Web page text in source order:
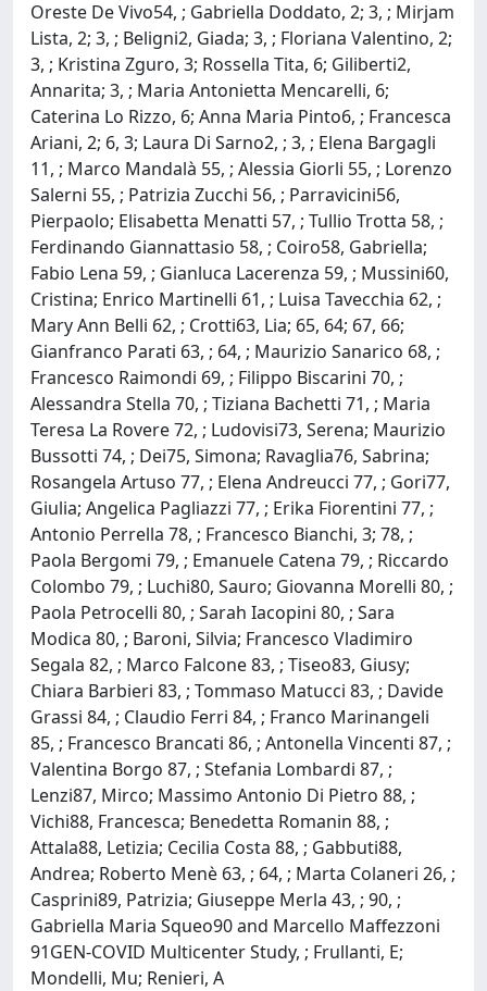
Oreste De Vivo54, ; Gabriella Doddato, 2; 3, ; Mirjam
Lista, 2; 3, ; Beligni2, Giada; 3, ; Floriana Valentino, 2;
3, ; Kristina Zguro, 3; Rossella Tita, 6; Giliberti2,
Annarita; 3, ; Maria Antonietta Mencarelli, 6;
Caterina Lo Rizzo, 6; Anna Maria Pinto6, ; Francesca
Ariani, 2; 6, 3; Laura Di Sarno2, ; 3, ; Elena Bargagli
11, ; Marco Mandalà 55, ; Alessia Giorli 55, ; Lorenzo
Salerni 55, ; Patrizia Zucchi 56, ; Parravicini56,
Pierpaolo; Elisabetta Menatti 57, ; Tullio Trotta 58, ;
Ferdinando Giannattasio 58, ; Coiro58, Gabriella;
Fabio Lena 59, ; Gianluca Lacerenza 59, ; Mussini60,
Cristina; Enrico Martinelli 61, ; Luisa Tavecchia 62, ;
Mary Ann Belli 62, ; Crotti63, Lia; 65, 64; 67, 66;
Gianfranco Parati 63, ; 64, ; Maurizio Sanarico 68, ;
Francesco Raimondi 69, ; Filippo Biscarini 70, ;
Alessandra Stella 70, ; Tiziana Bachetti 71, ; Maria
Teresa La Rovere 72, ; Ludovisi73, Serena; Maurizio
Bussotti 74, ; Dei75, Simona; Ravaglia76, Sabrina;
Rosangela Artuso 77, ; Elena Andreucci 77, ; Gori77,
Giulia; Angelica Pagliazzi 77, ; Erika Fiorentini 77, ;
Antonio Perrella 78, ; Francesco Bianchi, 3; 78, ;
Paola Bergomi 79, ; Emanuele Catena 79, ; Riccardo
Colombo 79, ; Luchi80, Sauro; Giovanna Morelli 80, ;
Paola Petrocelli 80, ; Sarah Iacopini 80, ; Sara
Modica 80, ; Baroni, Silvia; Francesco Vladimiro
Segala 82, ; Marco Falcone 83, ; Tiseo83, Giusy;
Chiara Barbieri 83, ; Tommaso Matucci 83, ; Davide
Grassi 84, ; Claudio Ferri 84, ; Franco Marinangeli
85, ; Francesco Brancati 86, ; Antonella Vincenti 87, ;
Valentina Borgo 87, ; Stefania Lombardi 87, ;
Lenzi87, Mirco; Massimo Antonio Di Pietro 88, ;
Vichi88, Francesca; Benedetta Romanin 88, ;
Attala88, Letizia; Cecilia Costa 88, ; Gabbuti88,
Andrea; Roberto Menè 63, ; 64, ; Marta Colaneri 26, ;
Casprini89, Patrizia; Giuseppe Merla 43, ; 90, ;
Gabriella Maria Squeo90 and Marcello Maffezzoni
91GEN-COVID Multicenter Study, ; Frullanti, E;
Mondelli, Mu; Renieri, A